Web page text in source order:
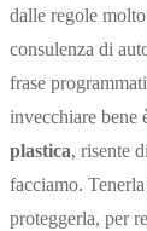
dalle regole
consulenza di
frase
invecchiare bene
plastica, risente
facciamo.
proteggerla, per